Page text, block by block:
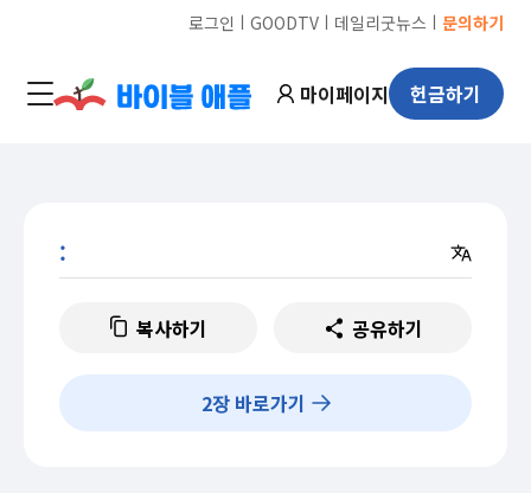
로그인 ㅣ GOODTVㅣ 데일리굿뉴스 ㅣ 문의하기
마이페이지 헌금하기
:
복사하기 공유하기
2장 바로가기